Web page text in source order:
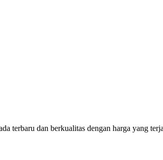
terbaru dan berkualitas dengan harga yang